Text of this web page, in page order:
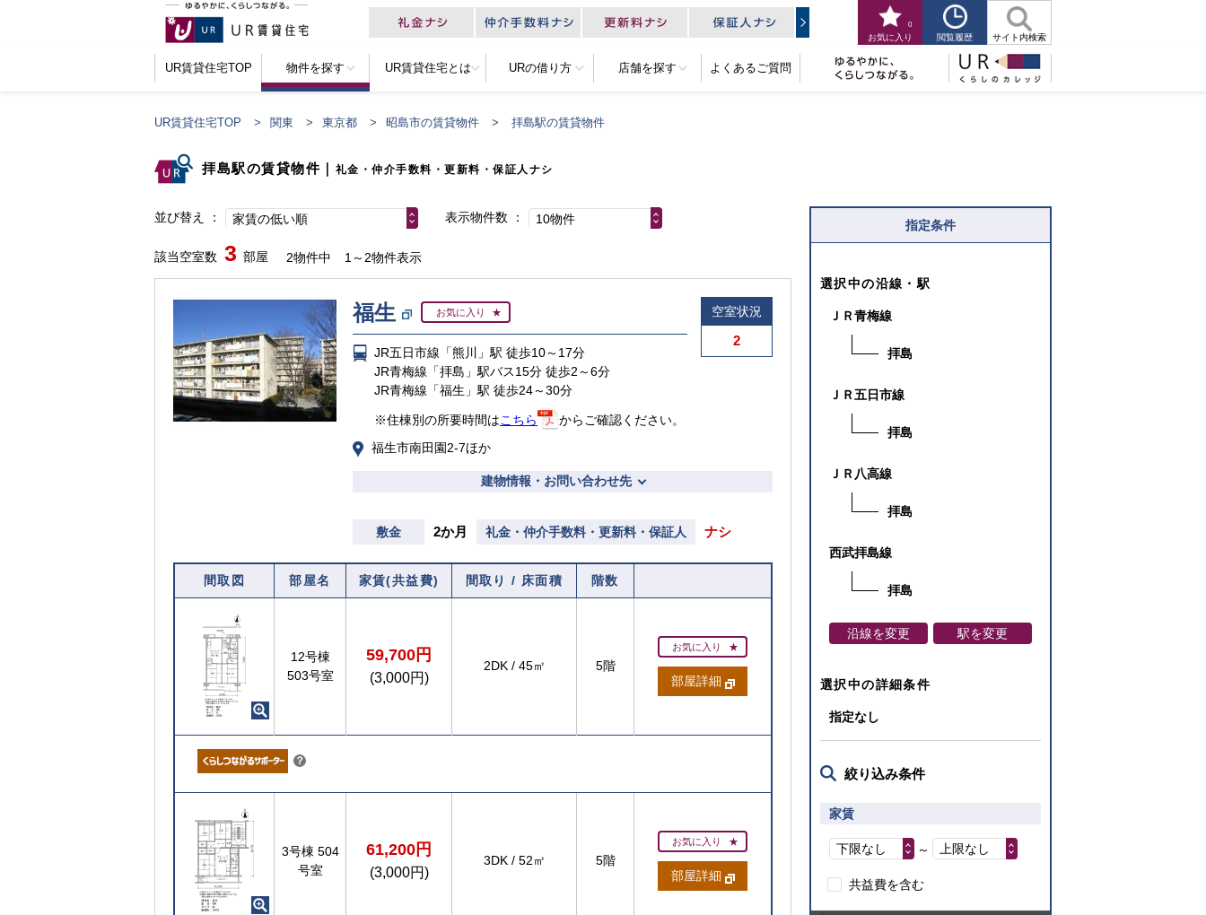
お気に入り
0
閲覧履歴 サイト内検索
UR賃貸住宅TOP 物件を探す UR賃貸住宅とは URの借り方 店舗を探す よくあるご質問
UR賃貸住宅TOP 関東 東京都 昭島市の賃貸物件 拝島駅の賃貸物件
拝島駅の賃貸物件 ｜ 礼金・仲介手数料・更新料・保証人ナシ
並び替え 家賃の低い順 表示物件数 10物件
該当空室数 3 部屋 2物件中 1～2物件表示
福生 お気に入り
JR五日市線「熊川」駅 徒歩10～17分
JR青梅線「拝島」駅バス15分 徒歩2～6分
JR青梅線「福生」駅 徒歩24～30分
※住棟別の所要時間はこちら
からご確認ください。
福生市南田園2-7ほか
空室状況
2
建物情報・お問い合わせ先
敷金 2か月 礼金・仲介手数料・更新料・保証人 ナシ
間取図 部屋名 家賃(共益費) 間取り / 床面積 階数
12号棟
503号室
59,700円
(3,000円)
2DK / 45㎡ 5階
お気に入り
部屋詳細
？
こちら
3号棟 504
号室
61,200円
(3,000円)
3DK / 52㎡ 5階
お気に入り
部屋詳細
指定条件
選択中の沿線・駅
ＪＲ青梅線
拝島
ＪＲ五日市線
拝島
ＪＲ八高線
拝島
西武拝島線
拝島
沿線を変更 駅を変更
選択中の詳細条件
指定なし
絞り込み条件
家賃
下限なし ～ 上限なし
共益費を含む